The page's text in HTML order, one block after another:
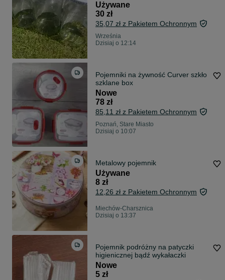
Używane
30 zł
35,07 zł z Pakietem Ochronnym
Września
Dzisiaj o 12:14
Pojemniki na żywność Curver szkło
szklane box
Nowe
78 zł
85,11 zł z Pakietem Ochronnym
Poznań, Stare Miasto
Dzisiaj o 10:07
Metalowy pojemnik
Używane
8 zł
12,26 zł z Pakietem Ochronnym
Miechów-Charsznica
Dzisiaj o 13:37
Pojemnik podróżny na patyczki
higienicznej bądź wykałaczki
Nowe
5 zł